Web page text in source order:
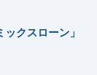
クスローン」